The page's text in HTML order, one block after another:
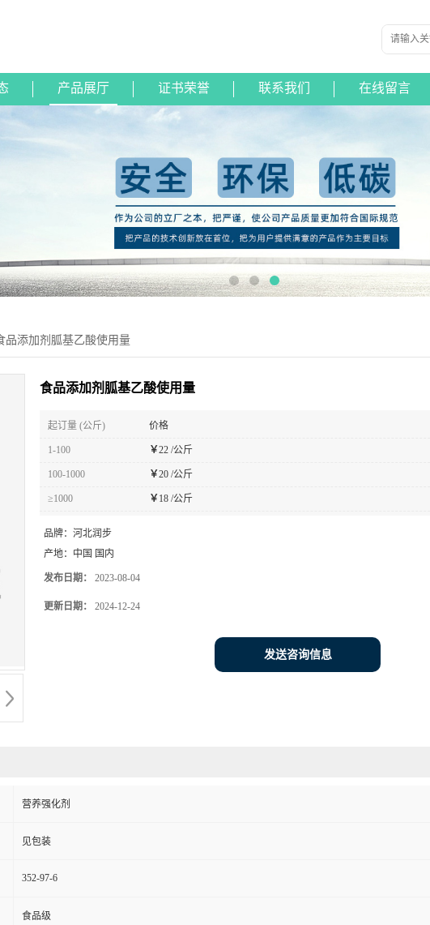
产品展厅 证书荣誉 联系我们 在线留言
品添加剂胍基乙酸使用量
食品添加剂胍基乙酸使用量
起订量 (公斤) 价格
1-100 ￥22 /公斤
100-1000 ￥20 /公斤
≥1000 ￥18 /公斤
品牌： 河北润步
产地： 中国 国内
发布日期： 2023-08-04
更新日期： 2024-12-24
发送咨询信息
营养强化剂
见包装
352-97-6
食品级